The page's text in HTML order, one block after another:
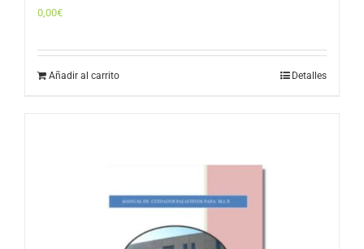
0,00€
Añadir al carrito Detalles